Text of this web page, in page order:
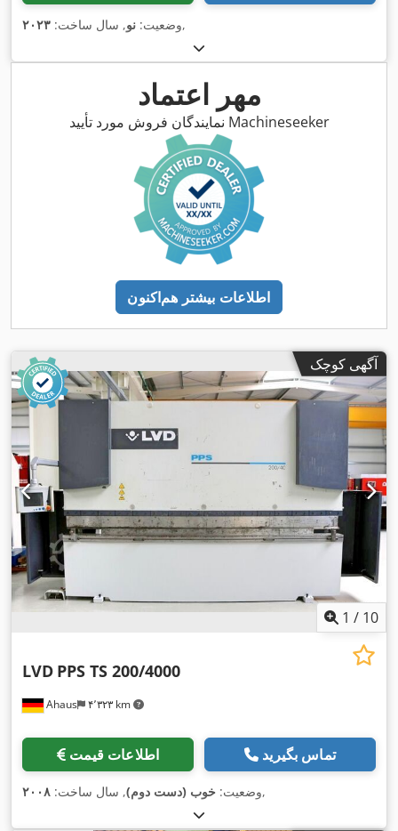
وضعیت: نو, سال ساخت: ۲۰۲۳ ,
مهر اعتماد
نمایندگان فروش مورد تأیید Machineseeker
اطلاعات بیشتر هم‌اکنون
آگهی کوچک
1 / 10
Ahaus ۴٬۳۲۳ km
LVD PPS TS 200/4000
اطلاعات قیمت تماس بگیرید
وضعیت: خوب (دست دوم), سال ساخت: ۲۰۰۸ ,